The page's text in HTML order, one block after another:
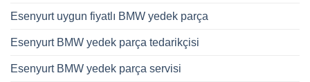
Esenyurt uygun fiyatlı BMW yedek parça
Esenyurt BMW yedek parça tedarikçisi
Esenyurt BMW yedek parça servisi